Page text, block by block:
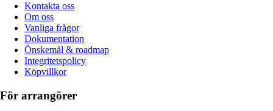
Kontakta oss
Om oss
Vanliga frågor
Dokumentation
Önskemål & roadmap
Integritetspolicy
Köpvillkor
För arrangörer